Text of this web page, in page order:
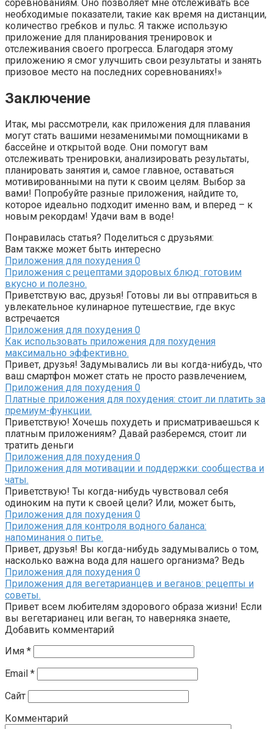
соревнованиям. Оно позволяет мне отслеживать все
необходимые показатели, такие как время на дистанции,
количество гребков и пульс. Я также использую
приложение для планирования тренировок и
отслеживания своего прогресса. Благодаря этому
приложению я смог улучшить свои результаты и занять
призовое место на последних соревнованиях!»
Заключение
Итак, мы рассмотрели, как приложения для плавания
могут стать вашими незаменимыми помощниками в
бассейне и открытой воде. Они помогут вам
отслеживать тренировки, анализировать результаты,
планировать занятия и, самое главное, оставаться
мотивированными на пути к своим целям. Выбор за
вами! Попробуйте разные приложения, найдите то,
которое идеально подходит именно вам, и вперед – к
новым рекордам! Удачи вам в воде!
Понравилась статья? Поделиться с друзьями:
Вам также может быть интересно
Приложения для похудения 0
Приложения с рецептами здоровых блюд: готовим
вкусно и полезно.
Приветствую вас, друзья! Готовы ли вы отправиться в
увлекательное кулинарное путешествие, где вкус
встречается
Приложения для похудения 0
Как использовать приложения для похудения
максимально эффективно.
Привет, друзья! Задумывались ли вы когда-нибудь, что
ваш смартфон может стать не просто развлечением,
Приложения для похудения 0
Платные приложения для похудения: стоит ли платить за
премиум-функции.
Приветствую! Хочешь похудеть и присматриваешься к
платным приложениям? Давай разберемся, стоит ли
тратить деньги
Приложения для похудения 0
Приложения для мотивации и поддержки: сообщества и
чаты.
Приветствую! Ты когда-нибудь чувствовал себя
одиноким на пути к своей цели? Или, может быть,
Приложения для похудения 0
Приложения для контроля водного баланса:
напоминания о питье.
Привет, друзья! Вы когда-нибудь задумывались о том,
насколько важна вода для нашего организма? Ведь
Приложения для похудения 0
Приложения для вегетарианцев и веганов: рецепты и
советы.
Привет всем любителям здорового образа жизни! Если
вы вегетарианец или веган, то наверняка знаете,
Добавить комментарий
Имя *
Email *
Сайт
Комментарий